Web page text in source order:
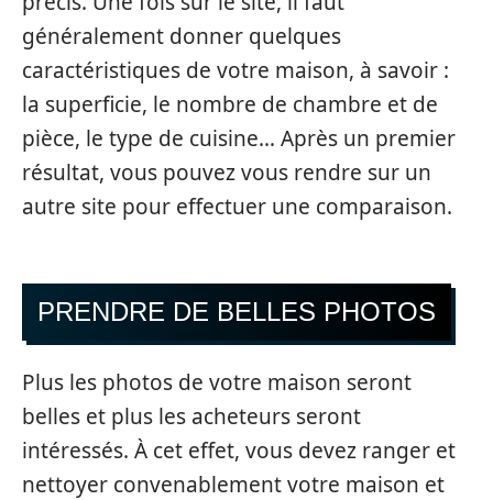
généralement donner quelques
caractéristiques de votre maison, à savoir :
la superficie, le nombre de chambre et de
pièce, le type de cuisine… Après un premier
résultat, vous pouvez vous rendre sur un
autre site pour effectuer une comparaison.
PRENDRE DE BELLES PHOTOS
Plus les photos de votre maison seront
belles et plus les acheteurs seront
intéressés. À cet effet, vous devez ranger et
nettoyer convenablement votre maison et